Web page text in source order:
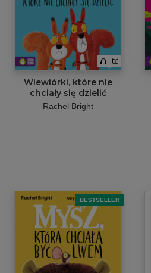
Wiewiórki, które nie
chciały się dzielić
Rachel Bright
BESTSELLER